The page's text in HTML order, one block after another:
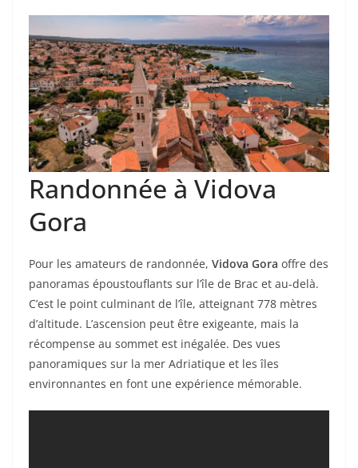
Randonnée à Vidova
Gora
Pour les amateurs de randonnée, Vidova Gora offre des
panoramas époustouflants sur l’île de Brac et au-delà.
C’est le point culminant de l’île, atteignant 778 mètres
d’altitude. L’ascension peut être exigeante, mais la
récompense au sommet est inégalée. Des vues
panoramiques sur la mer Adriatique et les îles
environnantes en font une expérience mémorable.